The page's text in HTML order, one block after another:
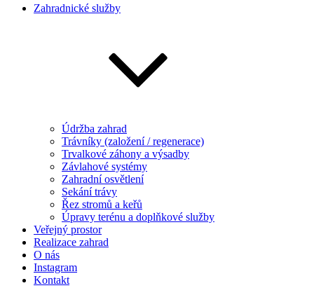
Zahradnické služby
Údržba zahrad
Trávníky (založení / regenerace)
Trvalkové záhony a výsadby
Závlahové systémy
Zahradní osvětlení
Sekání trávy
Řez stromů a keřů
Úpravy terénu a doplňkové služby
Veřejný prostor
Realizace zahrad
O nás
Instagram
Kontakt